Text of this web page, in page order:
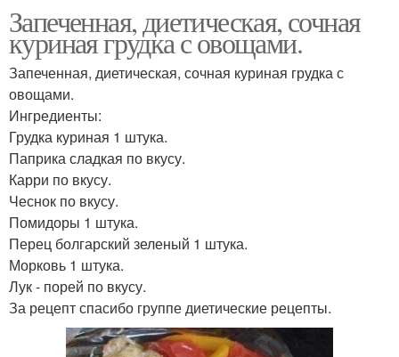
Запеченная, диетическая, сочная
куриная грудка с овощами.
Запеченная, диетическая, сочная куриная грудка с
овощами.
Ингредиенты:
Грудка куриная 1 штука.
Паприка сладкая по вкусу.
Карри по вкусу.
Чеснок по вкусу.
Помидоры 1 штука.
Перец болгарский зеленый 1 штука.
Морковь 1 штука.
Лук - порей по вкусу.
За рецепт спасибо группе диетические рецепты.